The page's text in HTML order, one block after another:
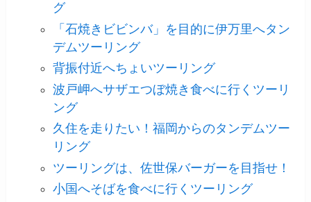
グ
「石焼きビビンバ」を目的に伊万里へタン
デムツーリング
背振付近へちょいツーリング
波戸岬へサザエつぼ焼き食べに行くツーリ
ング
久住を走りたい！福岡からのタンデムツー
リング
ツーリングは、佐世保バーガーを目指せ！
小国へそばを食べに行くツーリング